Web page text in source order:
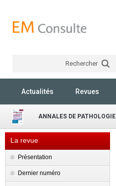
Rechercher
Actualités Revues
ANNALES DE PATHOLOGIE
La revue
Présentation
Dernier numéro